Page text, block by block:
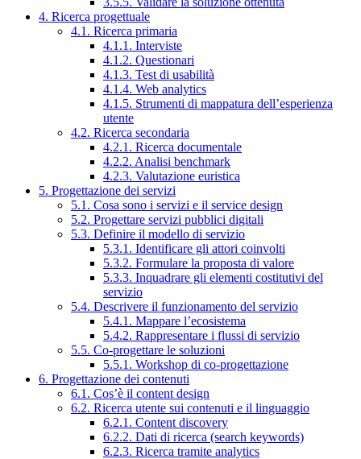
4. Ricerca progettuale
4.1. Ricerca primaria
4.1.1. Interviste
4.1.2. Questionari
4.1.3. Test di usabilità
4.1.4. Web analytics
4.1.5. Strumenti di mappatura dell’esperienza
utente
4.2. Ricerca secondaria
4.2.1. Ricerca documentale
4.2.2. Analisi benchmark
4.2.3. Valutazione euristica
5. Progettazione dei servizi
5.1. Cosa sono i servizi e il service design
5.2. Progettare servizi pubblici digitali
5.3. Definire il modello di servizio
5.3.1. Identificare gli attori coinvolti
5.3.2. Formulare la proposta di valore
5.3.3. Inquadrare gli elementi costitutivi del
servizio
5.4. Descrivere il funzionamento del servizio
5.4.1. Mappare l’ecosistema
5.4.2. Rappresentare i flussi di servizio
5.5. Co-progettare le soluzioni
5.5.1. Workshop di co-progettazione
6. Progettazione dei contenuti
6.1. Cos’è il content design
6.2. Ricerca utente sui contenuti e il linguaggio
6.2.1. Content discovery
6.2.2. Dati di ricerca (search keywords)
6.2.3. Ricerca tramite analytics